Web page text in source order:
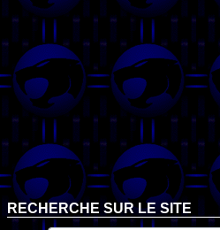
RECHERCHE SUR LE SITE